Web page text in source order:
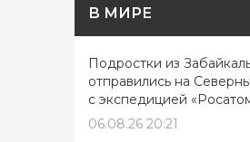
В МИРЕ
Подростки из
отправились на
с экспедицией
06.08.26 20:21